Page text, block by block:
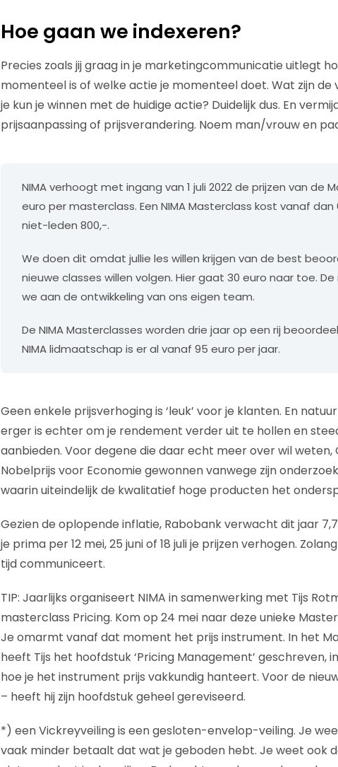
Hoe gaan we indexeren?
Precies zoals jij graag in je marketingcommunicatie uitlegt
momenteel is of welke actie je momenteel doet. Wat zijn
je kun je winnen met de huidige actie? Duidelijk dus. En
prijsaanpassing of prijsverandering. Noem man/vrouw en
NIMA verhoogt met ingang van 1 juli 2022 de prijzen van de
euro per masterclass. Een NIMA Masterclass kost vanaf
niet-leden 800,-.
We doen dit omdat jullie les willen krijgen van de best
nieuwe classes willen volgen. Hier gaat 30 euro naar toe.
we aan de ontwikkeling van ons eigen team.
De NIMA Masterclasses worden drie jaar op een rij
NIMA lidmaatschap is er al vanaf 95 euro per jaar.
Geen enkele prijsverhoging is ‘leuk’ voor je klanten. En
erger is echter om je rendement verder uit te hollen en
aanbieden. Voor degene die daar echt meer over wil weten,
Nobelprijs voor Economie gewonnen vanwege zijn
waarin uiteindelijk de kwalitatief hoge producten het
Gezien de oplopende inflatie, Rabobank verwacht dit jaar
je prima per 12 mei, 25 juni of 18 juli je prijzen verhogen.
tijd communiceert.
TIP: Jaarlijks organiseert NIMA in samenwerking met Tijs
masterclass Pricing. Kom op 24 mei naar deze unieke
Je omarmt vanaf dat moment het prijs instrument. In het
heeft Tijs het hoofdstuk ‘Pricing Management’ geschreven,
hoe je het instrument prijs vakkundig hanteert. Voor de
– heeft hij zijn hoofdstuk geheel gereviseerd.
*) een Vickreyveiling is een gesloten-envelop-veiling. Je
vaak minder betaalt dat wat je geboden hebt. Je weet ook